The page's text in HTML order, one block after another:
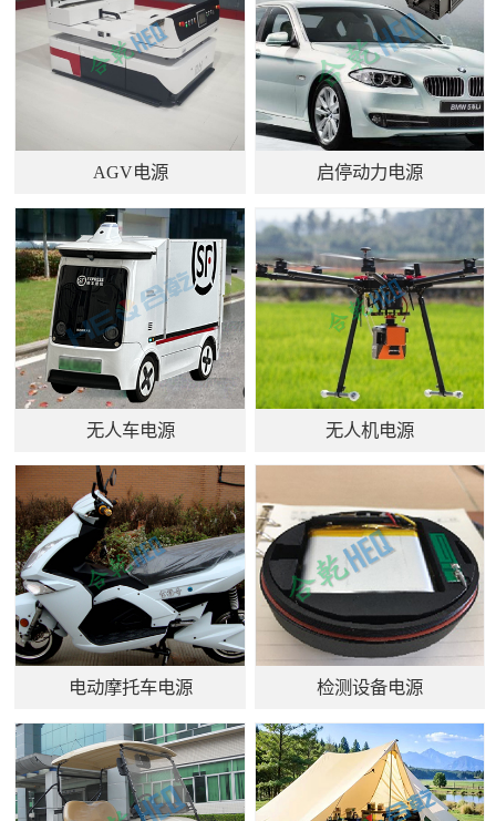
AGV电源 启停动力电源
无人车电源 无人机电源
电动摩托车电源 检测设备电源